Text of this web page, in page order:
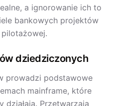
a ignorowanie ich to
bankowych projektów
dziedziczonych
prowadzi podstawowe
mainframe, które
działają. Przetwarzają